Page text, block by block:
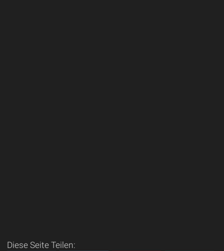
Diese Seite Teilen: